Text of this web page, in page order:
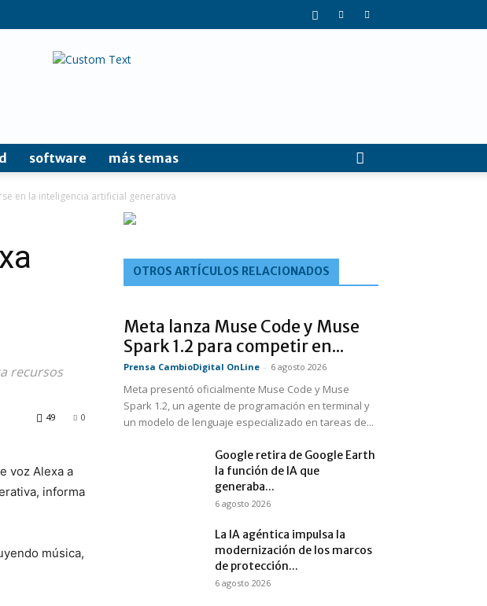
software más temas
en la inteligencia artificial generativa
recursos
0
49
voz Alexa a
informa
música,
OTROS ARTÍCULOS RELACIONADOS
Meta lanza Muse Code y Muse
Spark 1.2 para competir en...
Prensa CambioDigital OnLine - 6 agosto 2026
Meta presentó oficialmente Muse Code y Muse
Spark 1.2, un agente de programación en terminal y
un modelo de lenguaje especializado en tareas de...
Google retira de Google Earth
la función de IA que
generaba...
6 agosto 2026
La IA agéntica impulsa la
modernización de los marcos
de protección...
6 agosto 2026